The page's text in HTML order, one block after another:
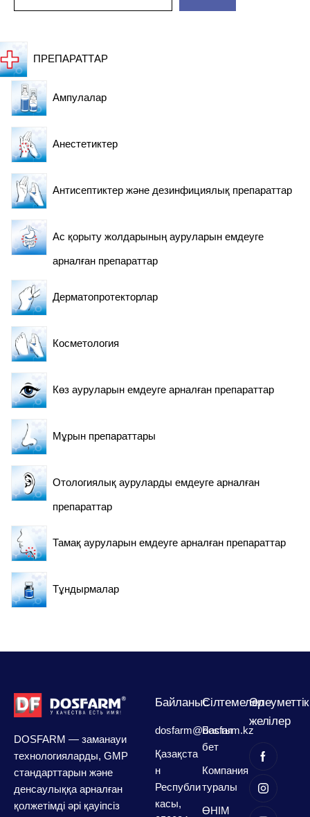
әрекеттесуі
Арнайы
ПРЕПАРАТТАР
Ампулалар
Анестетиктер
Антисептиктер және дезинфициялық препараттар
Ас қорыту жолдарының ауруларын емдеуге
арналған препараттар
Дерматопротекторлар
Косметология
Көз ауруларын емдеуге арналған препараттар
Мұрын препараттары
Отологиялық ауруларды емдеуге арналған
препараттар
Тамақ ауруларын емдеуге арналған препараттар
Тұндырмалар
DOSFARM — заманауи
технологияларды, GMP
стандарттарын және
денсаулыққа арналған
қолжетімді әрі қауіпсіз
Байланыс
dosfarm@dosfarm.kz
Қазақста
н
Республи
касы,
Сілтемелер
Басты
бет
Компания
туралы
ӨНІМ
Әлеуметтік
желілер